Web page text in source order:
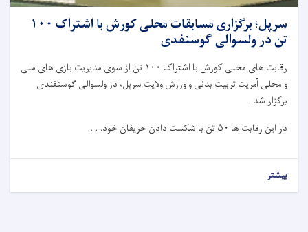
سرپل؛ برگزاری مسابقات محلی کورش با اشتراک ۱۰۰
تن در ولسوالی گوسنفدی
رقابت های محلی کورش با اشتراک ۱۰۰ تن از سوی مدیریت بازی های ملی
و محلی آمریت تربیت بدنی و ورزش ولایت سرپل، در ولسوالی گوسنفندی
برگزار شد.
در این رقابت ها ۵۰ تن با شکست دادن حریفان خود. . .
بیشتر